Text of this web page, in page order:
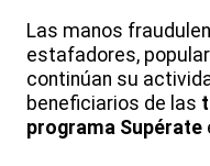
Las manos
estafadores,
continúan su
beneficiarios de las
programa Supérate